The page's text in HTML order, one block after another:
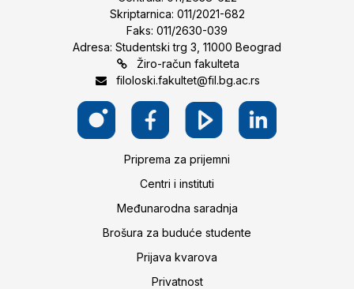
Skriptarnica: 011/2021-682
Faks: 011/2630-039
Adresa: Studentski trg 3, 11000 Beograd
Žiro-račun fakulteta
filoloski.fakultet@fil.bg.ac.rs
Priprema za prijemni
Centri i instituti
Međunarodna saradnja
Brošura za buduće studente
Prijava kvarova
Privatnost